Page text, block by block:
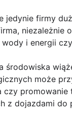
jedynie firmy
i energii
środowiska
może
z dojazdami do